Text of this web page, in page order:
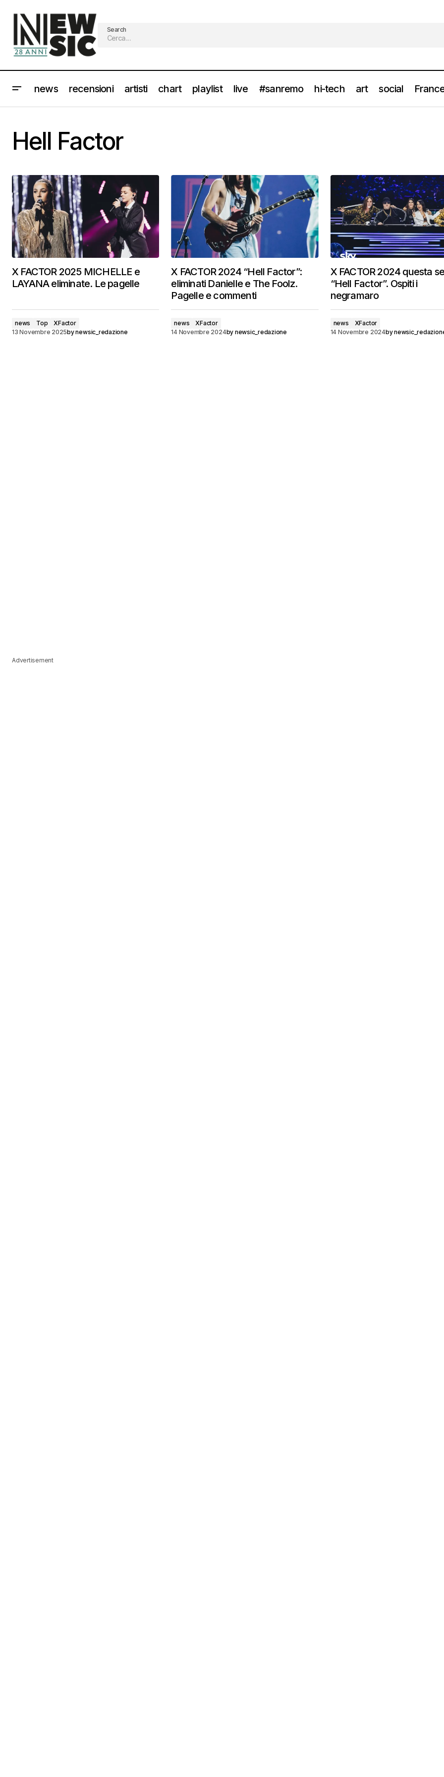
Search
news recensioni artisti chart playlist live #sanremo hi-tech art social
Hell Factor
X FACTOR 2025 MICHELLE e
LAYANA eliminate. Le pagelle
news Top
XFactor
13 Novembre 2025bynewsic_redazione
X FACTOR 2024 “Hell Factor”:
eliminati Danielle e The Foolz.
Pagelle e commenti
news
XFactor
14 Novembre 2024by newsic_redazione
X FACTOR 2024 questa
“Hell Factor”. Ospiti i
negramaro
news
XFactor
14 Novembre 2024by
Advertisement